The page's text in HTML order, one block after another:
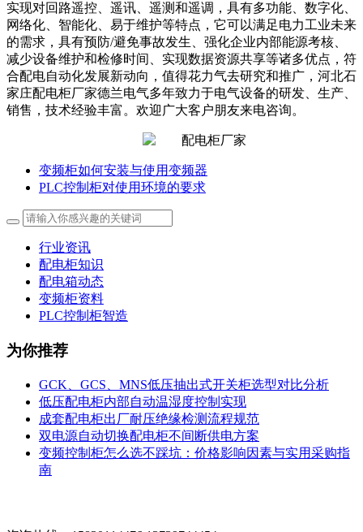
实现对回路遥控、遥讯、遥测和遥调，具有多功能、数字化、
网络化、智能化、易于维护等特点，它可以满足电力工业未来
的需求，具有预防/避免事故发生、强化企业内部能源考核、
减少设备维护和检修时间、实现数据资源共享等诸多优点，符
合配电自动化发展新动向，值得花力气去研究和推广，河北石
家庄配电柜厂家德兰电气多年致力于电气设备的研发、生产、
销售，技术经验丰富。欢迎广大客户朋友来电咨询。
变频柜如何安装与使用变频器
PLC控制柜对使用环境的要求
行业资讯
配电柜知识
配电箱动态
变频柜资料
PLC控制柜智造
为你推荐
GCK、GCS、MNS低压抽出式开关柜选型对比分析
低压配电柜内部自动温湿度控制实现
成套配电柜出厂耐压绝缘检测流程规范
双电源自动切换配电柜不间断供电方案
变频控制柜怎么选不踩坑：价格影响因素与实用采购指
南